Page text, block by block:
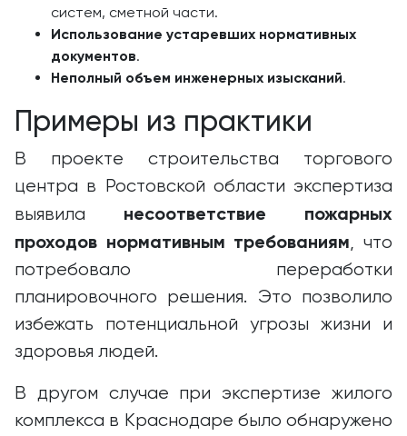
систем, сметной части.
Использование устаревших нормативных
документов.
Неполный объем инженерных изысканий.
Примеры из практики
В проекте строительства торгового
центра в Ростовской области экспертиза
выявила несоответствие пожарных
проходов нормативным требованиям, что
потребовало переработки
планировочного решения. Это позволило
избежать потенциальной угрозы жизни и
здоровья людей.
В другом случае при экспертизе жилого
комплекса в Краснодаре было обнаружено